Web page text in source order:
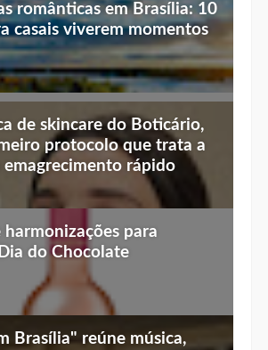
românticas em Brasília: 10
casais viverem momentos
românticos em Brasília:
linda e menu especial
de skincare do Boticário,
protocolo que trata a
rápido
harmonizações para
do Chocolate
Brasília" reúne música,